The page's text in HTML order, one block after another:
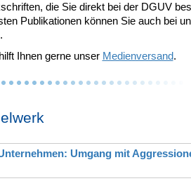
die Sie direkt bei der DGUV
Publikationen können Sie auch bei
Ihnen gerne unser Medienversand.
Umgang mit